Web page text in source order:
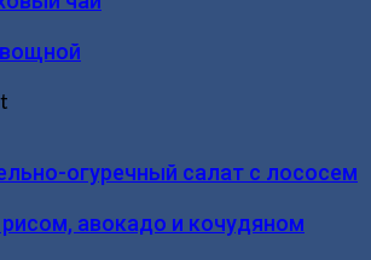
огуречный салат с лососем
авокадо и кочудяном